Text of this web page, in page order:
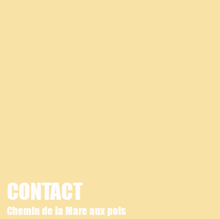
CONTACT
Chemin de la Mare aux pois